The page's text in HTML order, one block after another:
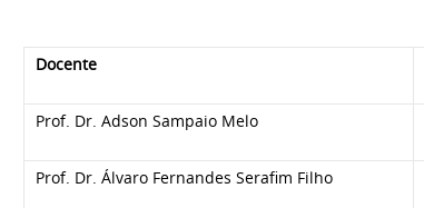
Docente
Prof. Dr. Adson Sampaio Melo
Prof. Dr. Álvaro Fernandes Serafim Filho